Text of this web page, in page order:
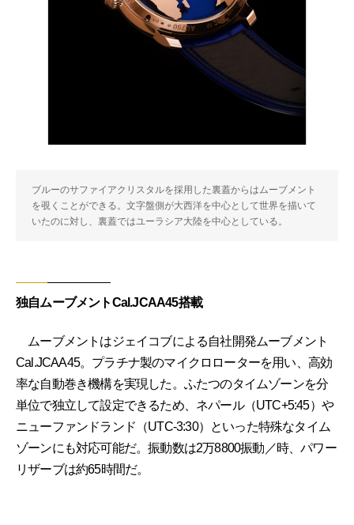
ブルーのサファイアクリスタルを採用した裏蓋からはムーブメント
を覗くことができる。文字盤側が大西洋を中心として世界を描いて
いたのに対し、裏蓋ではユーラシア大陸を中心としている。
独自ムーブメントCal.JCAA45搭載
ムーブメントはジェイコブによる自社開発ムーブメント
Cal.JCAA45。プラチナ製のマイクロローターを用い、高効
率な自動巻き機構を実現した。ふたつのタイムゾーンを分
単位で独立して設定できるため、ネパール（UTC+5:45）や
ニューファンドランド（UTC-3:30）といった特殊なタイム
ゾーンにも対応可能だ。振動数は2万8800振動／時、パワー
リザーブは約65時間だ。